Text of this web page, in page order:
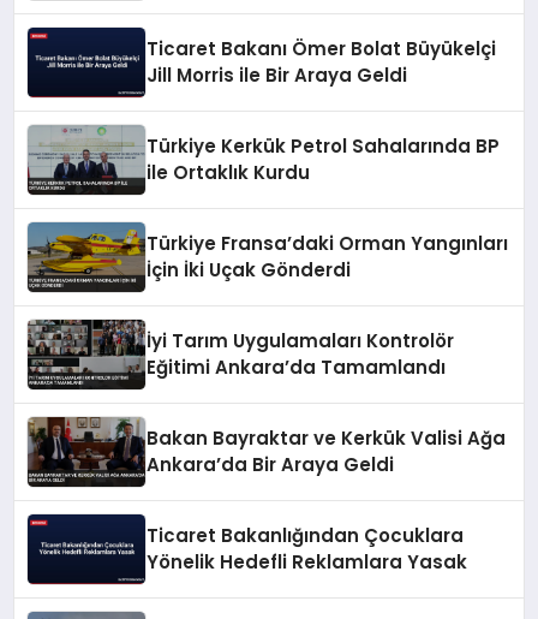
Ticaret Bakanı Ömer Bolat Büyükelçi
Jill Morris ile Bir Araya Geldi
Türkiye Kerkük Petrol Sahalarında BP
ile Ortaklık Kurdu
Türkiye Fransa’daki Orman Yangınları
İçin İki Uçak Gönderdi
İyi Tarım Uygulamaları Kontrolör
Eğitimi Ankara’da Tamamlandı
Bakan Bayraktar ve Kerkük Valisi Ağa
Ankara’da Bir Araya Geldi
Ticaret Bakanlığından Çocuklara
Yönelik Hedefli Reklamlara Yasak